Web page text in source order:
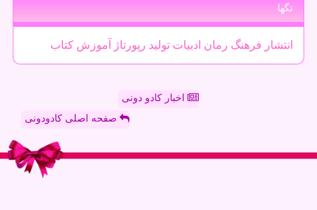
تگها
انتشار فرهنگ رمان ادبیات تولید رپورتاژ آموزش كتاب
اخبار کادو دونی
صفحه اصلی کادودونی